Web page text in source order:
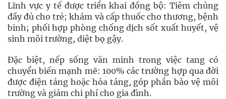
Lĩnh vực y tế được triển khai đồng bộ: Tiêm chủng
đầy đủ cho trẻ; khám và cấp thuốc cho thương, bệnh
binh; phối hợp phòng chống dịch sốt xuất huyết, vệ
sinh môi trường, diệt bọ gậy.
Đặc biệt, nếp sống văn minh trong việc tang có
chuyển biến mạnh mẽ: 100% các trường hợp qua đời
được điện táng hoặc hỏa táng, góp phần bảo vệ môi
trường và giảm chi phí cho gia đình.